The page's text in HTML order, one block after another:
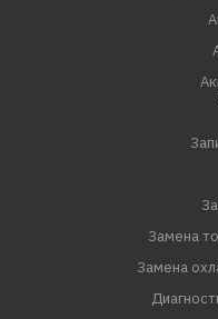
Замена
Замена